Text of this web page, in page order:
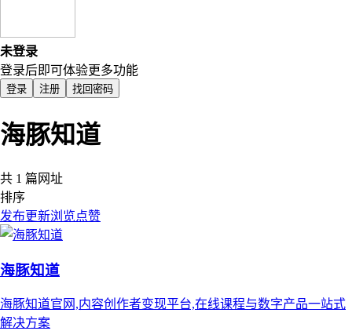
未登录
登录后即可体验更多功能
登录 注册 找回密码
海豚知道
共 1 篇网址
排序
发布更新浏览点赞
海豚知道
海豚知道官网,内容创作者变现平台,在线课程与数字产品一站式
解决方案